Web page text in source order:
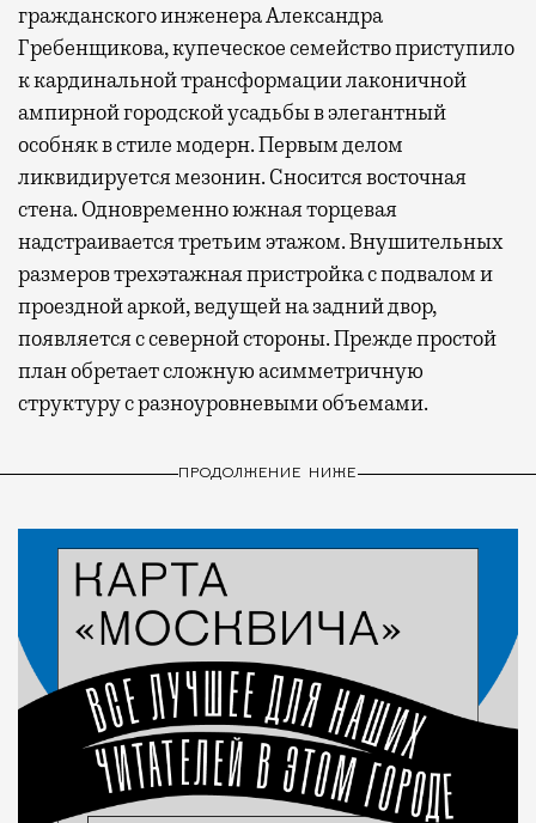
гражданского инженера Александра
Гребенщикова, купеческое семейство приступило
к кардинальной трансформации лаконичной
ампирной городской усадьбы в элегантный
особняк в стиле модерн. Первым делом
ликвидируется мезонин. Сносится восточная
стена. Одновременно южная торцевая
надстраивается третьим этажом. Внушительных
размеров трехэтажная пристройка с подвалом и
проездной аркой, ведущей на задний двор,
появляется с северной стороны. Прежде простой
план обретает сложную асимметричную
структуру с разноуровневыми объемами.
ПРОДОЛЖЕНИЕ НИЖЕ